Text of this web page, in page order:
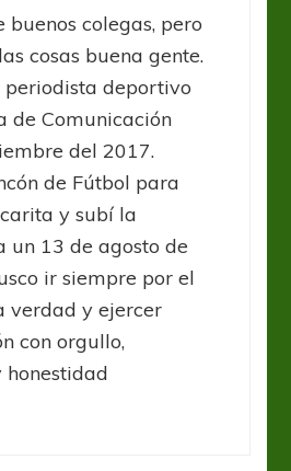
buenos colegas, pero
cosas buena gente.
periodista deportivo
de Comunicación
del 2017.
de Fútbol para
y subí la
un 13 de agosto de
ir siempre por el
verdad y ejercer
con orgullo,
honestidad